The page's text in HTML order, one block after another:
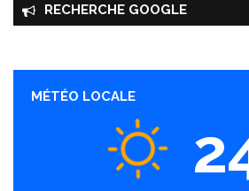
RECHERCHE GOOGLE
MÉTÉO LOCALE